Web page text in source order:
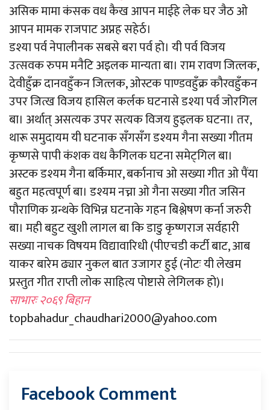
असिक मामा कंसक वध कैख आपन माईहे लेक घर जैठ ओ
आपन मामक राजपाट अप्नह सहेर्ठ।
डश्या पर्व नेपालीनक सबसे बरा पर्व हो। यी पर्व विजय
उत्सवक रुपम मनैटि अइलक मान्यता बा। राम रावण जित्लक,
देवीहुँक्र दानवहुँकन जित्लक, ओस्टक पाण्डवहुँक्र कौरवहुँकन
उपर जित्ख विजय हासिल कर्लक घटनासे डश्या पर्व जोरगिल
बा। अर्थात् असत्यक उपर सत्यक विजय हुइलक घटना। तर,
थारू समुदायम यी घटनाक सँगसँग डश्यम गैना सख्या गीतम
कृष्णसे पापी कंशक वध कैगिलक घटना समेट्गिल बा।
अस्टक डश्यम गैना बर्किमार, बर्कानाच ओ सख्या गीत ओ पैंया
बहुत महत्वपूर्ण बा। डश्यम नच्ना ओ गैना सख्या गीत जसिन
पौराणिक ग्रन्थके विभिन्न घटनाके गहन बिश्लेषण कर्ना जरुरी
बा। मही बहुट खुशी लागल बा कि डाडु कृष्णराज सर्वहारी
सख्या नाचक विषयम विद्यावारिधी (पीएचडी कर्टी बाट, आब
याकर बारेम ढ्यार नुकल बात उजागर हुई (नोटः यी लेखम
प्रस्तुत गीत राप्ती लोक साहित्य पोष्टासे लेगिलक हो)।
साभारः २०६९ बिहान
topbahadur_chaudhari2000@yahoo.com
Facebook Comment